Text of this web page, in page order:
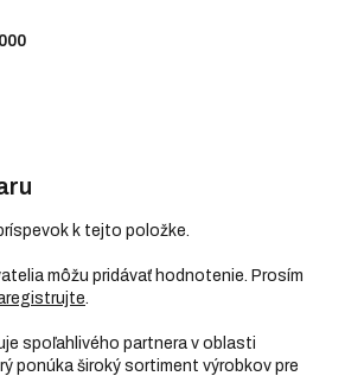
k tejto položke.
môžu pridávať hodnotenie. Prosím
spoľahlivého partnera v oblasti
ponúka široký sortiment výrobkov pre